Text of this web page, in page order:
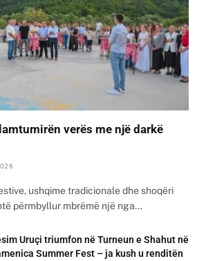
verës me një darkë
ushqime tradicionale dhe shoqëri
përmbyllur mbrëmë një nga…
Uruçi triumfon në Turneun e Shahut në
Summer Fest – ja kush u renditën